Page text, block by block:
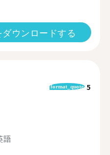
ウンロードする
format_quote 5
語